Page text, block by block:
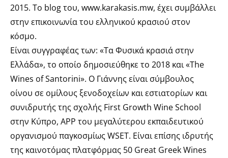
2015. Το blog του, www.karakasis.mw, έχει συμβάλλει
στην επικοινωνία του ελληνικού κρασιού στον
κόσμο.
Είναι συγγραφέας των: «Τα Φυσικά κρασιά στην
Ελλάδα», το οποίο δημοσιεύθηκε το 2018 και «The
Wines of Santorini». Ο Γιάννης είναι σύμβουλος
οίνου σε ομίλους ξενοδοχείων και εστιατορίων και
συνιδρυτής της σχολής First Growth Wine School
στην Κύπρο, APP του μεγαλύτερου εκπαιδευτικού
οργανισμού παγκοσμίως WSET. Είναι επίσης ιδρυτής
της καινοτόμας πλατφόρμας 50 Great Greek Wines